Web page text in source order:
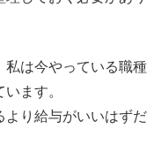
私は今やっている職種
ます。
より給与がいいはずだ